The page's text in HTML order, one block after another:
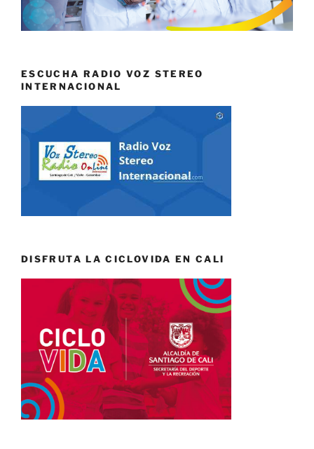
ESCUCHA RADIO VOZ STEREO
INTERNACIONAL
DISFRUTA LA CICLOVIDA EN CALI